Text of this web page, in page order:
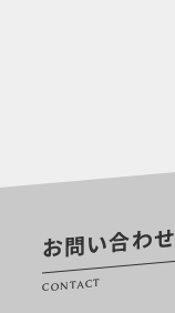
お問い合わせ
CONTACT